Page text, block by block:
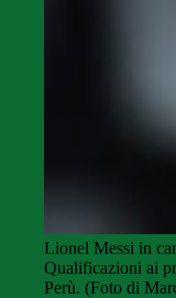
Lionel Messi in
Qualificazioni ai
Perù. (Foto di